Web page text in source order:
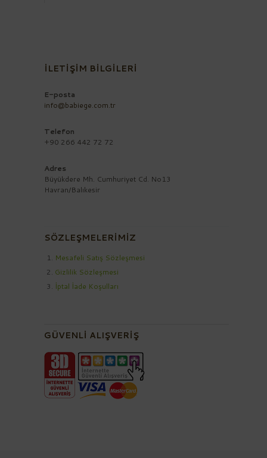
İLETİŞİM BİLGİLERİ
E-posta
info@babiege.com.tr
Telefon
+90 266 442 72 72
Adres
Büyükdere Mh. Cumhuriyet Cd. No13
Havran/Balıkesir
SÖZLEŞMELERİMİZ
Mesafeli Satış Sözleşmesi
Gizlilik Sözleşmesi
İptal İade Koşulları
GÜVENLİ ALIŞVERİŞ